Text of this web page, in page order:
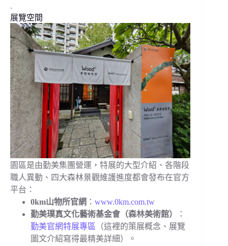
.
展覽空間
園區是由勤美集團營運，特展的大型介紹、各階段
職人異動、四大森林景觀維護進度都會發布在官方
平台：
0km山物所官網 ： www.0km.com.tw
勤美璞真文化藝術基金會（森林美術館）
：
勤美官網特展專區
（這裡的策展概念、展覽
圖文介紹寫得最精美詳細）。